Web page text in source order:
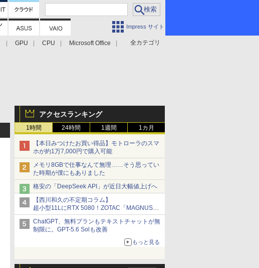
Impress サイト
全カテゴリ
GPU CPU
Microsoft Office
アクセスランキング
1時間 24時間 1週間 1カ月
【本日みつけたお買い得品】モトローラのスマ
ホが約1万7,000円で購入可能
メモリ8GBで仕事なんて無理……そう思ってい
た時期が僕にもありました
格安の「DeepSeek API」が近日大幅値上げへ
【西川和久の不定期コラム】
超小型11LにRTX 5080！ZOTAC「MAGNUS
ONE」最上位機の実力を探る
ChatGPT、無料プランもテキストチャットが無
制限に。GPT-5.6 Solも改善
もっと見る